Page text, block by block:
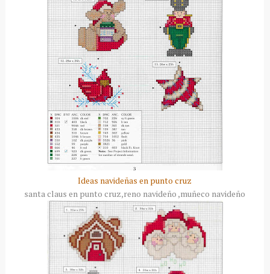
Ideas navideñas en punto cruz
santa claus en punto cruz,reno navideño ,muñeco navideño